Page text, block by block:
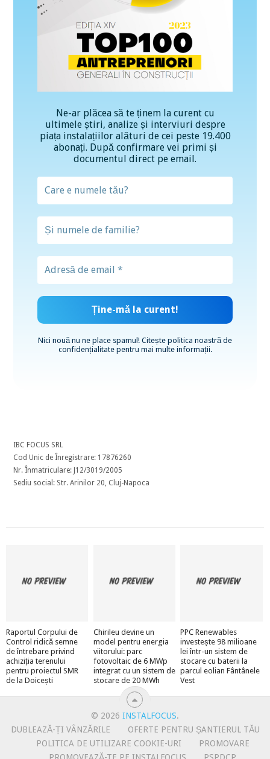
Ne-ar plăcea să te ținem la curent cu
ultimele știri, analize și interviuri despre
piața instalațiilor alături de cei peste 19.400
abonați. După confirmare vei primi și
documentul direct pe email.
Nici nouă nu ne place spamul! Citește politica noastră de
confidențialitatepentru mai multe informații.
IBC FOCUS SRL
Cod Unic de Înregistrare: 17876260
Nr. Înmatriculare: J12/3019/2005
Sediu social: Str. Arinilor 20, Cluj-Napoca
Raportul Corpului de
Control ridică semne
de întrebare privind
achiziția terenului
pentru proiectul SMR
de la Doicești
Chirileu devine un
model pentru energia
viitorului: parc
fotovoltaic de 6 MWp
integrat cu un sistem de
stocare de 20 MWh
PPC Renewables
investește 98 milioane
lei într-un sistem de
stocare cu baterii la
parcul eolian Fântânele
Vest
© 2026 INSTALFOCUS.
DUBLEAZĂ-ȚI VÂNZĂRILE
OFERTE PENTRU ȘANTIERUL TĂU
POLITICA DE UTILIZARE COOKIE-URI
PROMOVARE
PROMOVEAZĂ-TE PE INSTALFOCUS
PSPDCP